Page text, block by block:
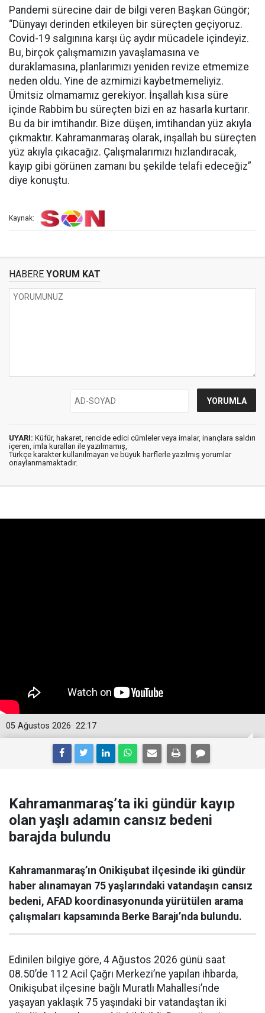
Pandemi sürecine dair de bilgi veren Başkan Güngör;
“Dünyayı derinden etkileyen bir süreçten geçiyoruz.
Covid-19 salgınına karşı üç aydır mücadele içindeyiz.
Bu, birçok çalışmamızın yavaşlamasına ve
duraklamasına, planlarımızı yeniden revize etmemize
neden oldu. Yine de azmimizi kaybetmemeliyiz.
Ümitsiz olmamamız gerekiyor. İnşallah kısa süre
içinde Rabbim bu süreçten bizi en az hasarla kurtarır.
Bu da bir imtihandır. Bize düşen, imtihandan yüz akıyla
çıkmaktır. Kahramanmaraş olarak, inşallah bu süreçten
yüz akıyla çıkacağız. Çalışmalarımızı hızlandıracak,
kayıp gibi görünen zamanı bu şekilde telafi edeceğiz”
diye konuştu.
Kaynak:
HABERE YORUM KAT
UYARI: Küfür, hakaret, rencide edici cümleler veya imalar, inançlara saldırı
içeren, imla kuralları ile yazılmamış,
Türkçe karakter kullanılmayan ve büyük harflerle yazılmış yorumlar
onaylanmamaktadır.
22:17
05 Ağustos 2026
Kahramanmaraş’ta iki gündür kayıp
olan yaşlı adamın cansız bedeni
barajda bulundu
Kahramanmaraş’ın Onikişubat ilçesinde iki gündür
haber alınamayan 75 yaşlarındaki vatandaşın cansız
bedeni, AFAD koordinasyonunda yürütülen arama
çalışmaları kapsamında Berke Barajı’nda bulundu.
Edinilen bilgiye göre, 4 Ağustos 2026 günü saat
08.50’de 112 Acil Çağrı Merkezi’ne yapılan ihbarda,
Onikişubat ilçesine bağlı Muratlı Mahallesi’nde
yaşayan yaklaşık 75 yaşındaki bir vatandaştan iki